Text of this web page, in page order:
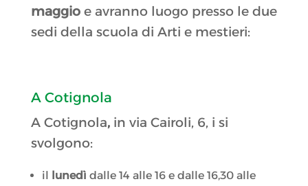
maggioe avranno luogo presso le due
sedi della scuola di Arti e mestieri:
A Cotignola
A Cotignola, in via Cairoli, 6, i si
svolgono:
il lunedì dalle 14 alle 16 e dalle 16,30 alle